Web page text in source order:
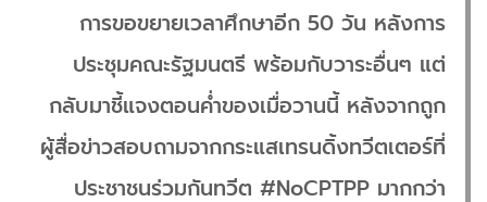
การขอขยายเวลาศึกษาอีก 50 วัน หลังการ
ประชุมคณะรัฐมนตรี พร้อมกับวาระอื่นๆ แต่
กลับมาชี้แจงตอนค่ำของเมื่อวานนี้ หลังจากถูก
ผู้สื่อข่าวสอบถามจากกระแสเทรนดิ้งทวีตเตอร์ที่
ประชาชนร่วมกันทวีต #NoCPTPP มากกว่า